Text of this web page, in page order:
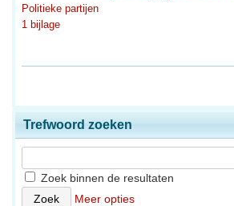
Politieke partijen
1 bijlage
Trefwoord zoeken
Zoek binnen de resultaten
Meer opties